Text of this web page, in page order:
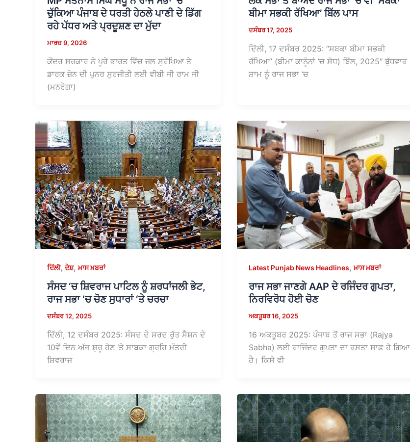
ਚੁੱਕਿਆ ਪੰਜਾਬ ਦੇ ਧਰਤੀ ਹੇਠਲੇ ਪਾਣੀ ਦੇ ਡਿੱਗ
ਰਹੇ ਪੱਧਰ ਅਤੇ ਪ੍ਰਦੂਸ਼ਣ ਦਾ ਮੁੱਦਾ
ਮਾਰਚ 9, 2026
ਕੇਂਦਰ ਸਰਕਾਰ ਨੇ ਪੂਰੇ ਭਾਰਤ ਵਿੱਚ ਜਲ ਸੁਰੱਖਿਆ ਤੇ
ਡਾਰਕ ਜ਼ੋਨ ਦੀ ਪੁਨਰ ਸੁਰਜੀਤੀ ਲਈ ਵੀਬੀ ਜੀ ਰਾਮ ਜੀ
(ਮਨਰੇਗਾ)
ਬੀਮਾ ਸਭਕੀ ਰੱਖਿਆ’ ਬਿੱਲ ਪਾਸ
ਦਸੰਬਰ 17, 2025
ਦਿੱਲੀ, 17 ਦਸੰਬਰ 2025: “ਸਬਕਾ ਬੀਮਾ ਸਭਕੀ
ਰੱਖਿਆ” (ਬੀਮਾ ਕਾਨੂੰਨਾਂ ‘ਚ ਸੋਧ) ਬਿੱਲ, 2025″ ਬੁੱਧਵਾਰ
ਸ਼ਾਮ ਨੂੰ ਰਾਜ ਸਭਾ ‘ਚ
ਦਿੱਲੀ,ਦੇਸ਼,ਖ਼ਾਸ ਖ਼ਬਰਾਂ
ਸੰਸਦ ‘ਚ ਸ਼ਿਵਰਾਜ ਪਾਟਿਲ ਨੂੰ ਸ਼ਰਧਾਂਜਲੀ ਭੇਟ,
ਰਾਜ ਸਭਾ ‘ਚ ਚੋਣ ਸੁਧਾਰਾਂ ‘ਤੇ ਚਰਚਾ
ਦਸੰਬਰ 12, 2025
ਦਿੱਲੀ, 12 ਦਸੰਬਰ 2025: ਸੰਸਦ ਦੇ ਸਰਦ ਰੁੱਤ ਸੈਸ਼ਨ ਦੇ
10ਵੇਂ ਦਿਨ ਅੱਜ ਸ਼ੁਰੂ ਹੋਣ ‘ਤੇ ਸਾਬਕਾ ਗ੍ਰਹਿ ਮੰਤਰੀ
ਸ਼ਿਵਰਾਜ
Latest Punjab News Headlines,ਖ਼ਾਸ ਖ਼ਬਰਾਂ
ਰਾਜ ਸਭਾ ਜਾਣਗੇ AAP ਦੇ ਰਜਿੰਦਰ ਗੁਪਤਾ,
ਨਿਰਵਿਰੋਧ ਹੋਈ ਚੋਣ
ਅਕਤੂਬਰ 16, 2025
16 ਅਕਤੂਬਰ 2025: ਪੰਜਾਬ ਤੋਂ ਰਾਜ ਸਭਾ (Rajya
Sabha) ਲਈ ਰਾਜਿੰਦਰ ਗੁਪਤਾ ਦਾ ਰਸਤਾ ਸਾਫ਼ ਹੋ ਗਿਆ
ਹੈ। ਕਿਸੇ ਵੀ